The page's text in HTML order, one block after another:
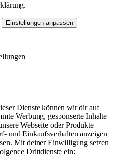
Einstellungen anpassen
Dienste können wir dir auf
Werbung, gesponserte Inhalte
Webseite oder Produkte
und Einkaufsverhalten anzeigen
Mit deiner Einwilligung setzen
Drittdienste ein: